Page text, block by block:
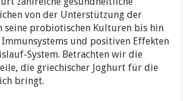
von der Unterstützung der
seine probiotischen Kulturen bis hin
und positiven Effekten
System. Betrachten wir die
die griechischer Joghurt für die
bringt.